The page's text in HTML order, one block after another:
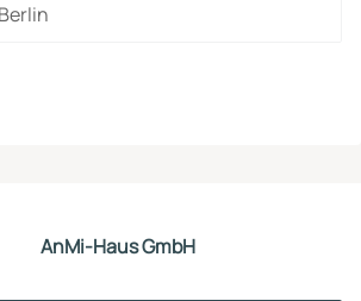
AnMi-Haus GmbH